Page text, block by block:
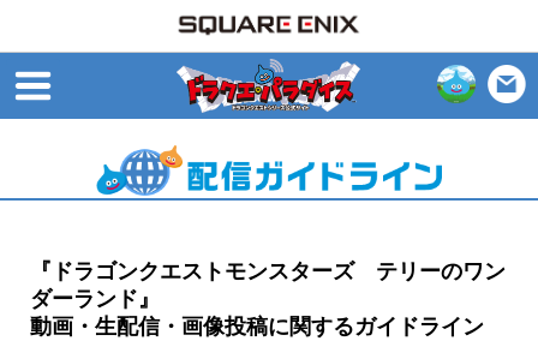
『ドラゴンクエストモンスターズ テリーのワン
ダーランド』
動画・生配信・画像投稿に関するガイドライン